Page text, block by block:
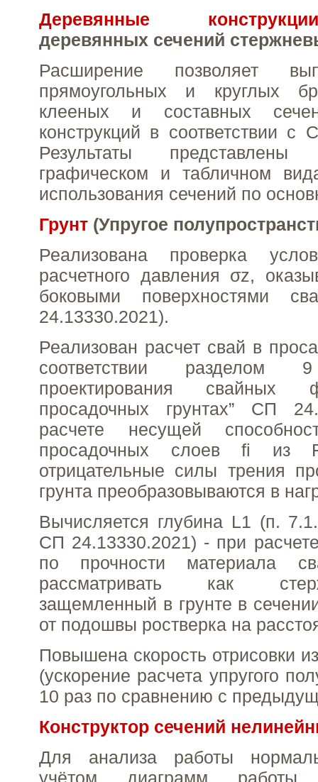
Деревянные конструкции
деревянных сечений
Расширение позволяет
прямоугольных и круглых
клееных и составных
конструкций в соответствии с
Результаты
графическом и табличном
использования сечений по
Грунт (Упругое
Реализована проверка
расчетного давления σz,
боковыми поверхностями
24.13330.2021).
Реализован расчет свай в
соответствии разделом 9
проектирования свайных
просадочных грунтах” СП
расчете несущей
просадочных слоев fi из
отрицательные силы трения
грунта преобразовываются в
Вычисляется глубина L1 (п.
СП 24.13330.2021) - при
по прочности материала
рассматривать как
защемленный в грунте в
от подошвы ростверка на
Повышена скорость отрисовки
(ускорение расчета упругого
10 раз по сравнению с
Конструктор сечений
Для анализа работы
учётом диаграмм работы